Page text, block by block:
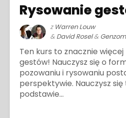
Rysowanie
z Warren Louw
& David Rosel&
Ten kurs to znacznie
gestów! Nauczysz się o
pozowaniu i rysowaniu
perspektywie. Nauczysz
podstawie...